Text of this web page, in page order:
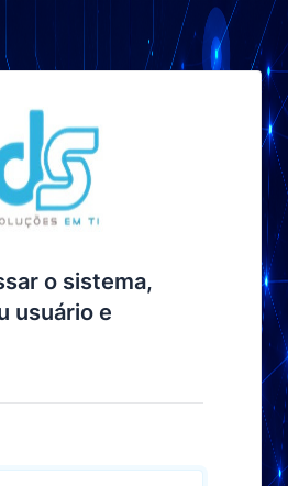
o sistema,
usuário e